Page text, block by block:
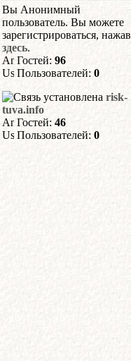
Вы Анонимный
пользователь. Вы можете
зарегистрироваться, нажав
здесь.
Гостей: 96
Пользователей: 0
risk-
tuva.info
Гостей: 46
Пользователей: 0